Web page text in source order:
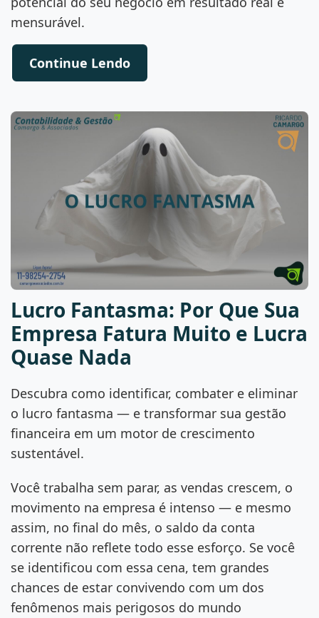
mensurável.
Continue Lendo
Lucro Fantasma: Por Que Sua
Empresa Fatura Muito e Lucra
Quase Nada
Descubra como identificar, combater e eliminar
o lucro fantasma — e transformar sua gestão
financeira em um motor de crescimento
sustentável.
Você trabalha sem parar, as vendas crescem, o
movimento na empresa é intenso — e mesmo
assim, no final do mês, o saldo da conta
corrente não reflete todo esse esforço. Se você
se identificou com essa cena, tem grandes
chances de estar convivendo com um dos
fenômenos mais perigosos do mundo